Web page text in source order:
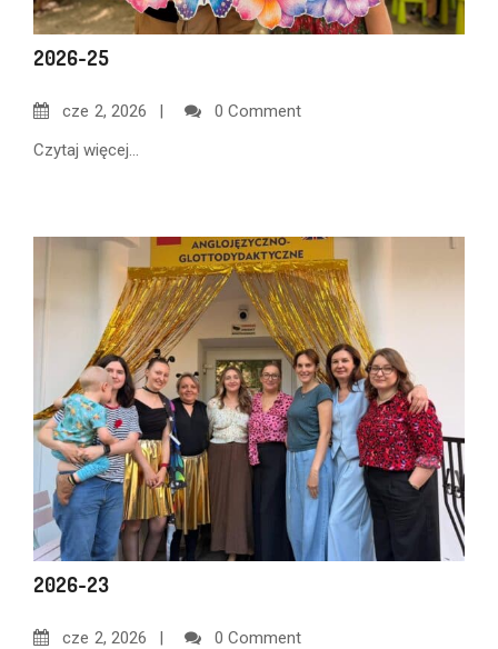
2026-25
cze 2, 2026
0 Comment
Czytaj więcej...
2026-23
cze 2, 2026
0 Comment